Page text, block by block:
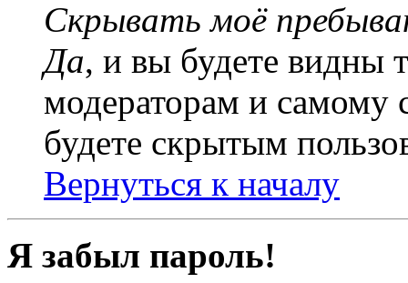
Скрывать моё
Да, и вы будете видны
модераторам и самому
будете скрытым
Вернуться к началу
Я забыл пароль!